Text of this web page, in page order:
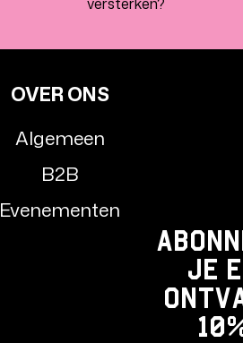
OVER ONS
Algemeen
B2B
Evenementen
je